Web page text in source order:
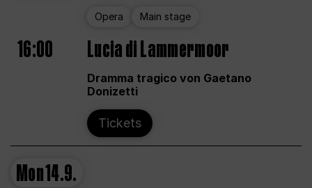
Opera Main stage
16:00 Lucia di Lammermoor
Dramma tragico von Gaetano
Donizetti
Tickets
Mon14.9.